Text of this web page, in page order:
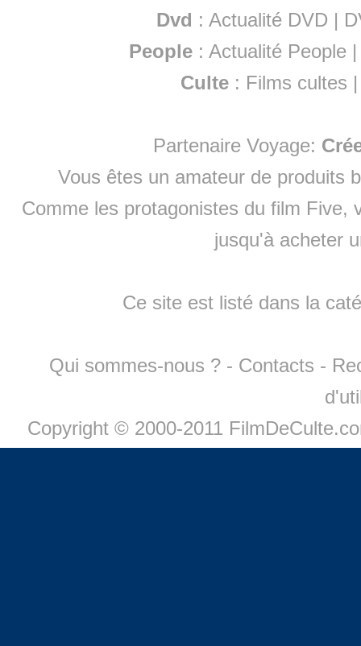
Dvd : Actualité DVD |
People :Actualité People
Culte : Films cultes
Partenaire Voyage:
Vous êtes un amateur de produits
Comme les protagonistes du film Five,
jusqu'à acheter
Ce site est listé dans la
Qui sommes-nous ? - Contacts -
Copyright © 2000-2011